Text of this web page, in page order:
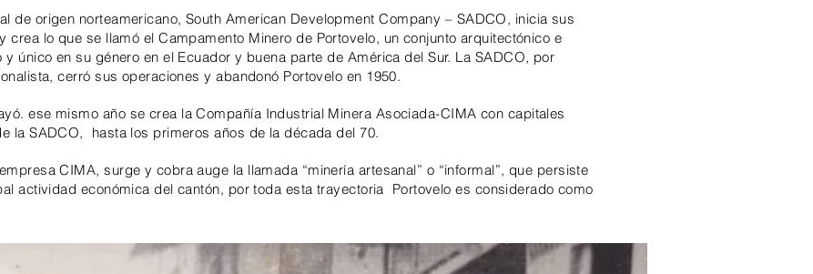
de origen norteamericano, South American Development Company – SADCO, inicia sus
crea lo que se llamó el Campamento Minero de Portovelo, un conjunto arquitectónico e
único en su género en el Ecuador y buena parte de América del Sur. La SADCO, por
cerró sus operaciones y abandonó Portovelo en 1950.
ese mismo año se crea la Compañía Industrial Minera Asociada-CIMA con capitales
la SADCO, hasta los primeros años de la década del 70.
CIMA, surge y cobra auge la llamada “minería artesanal” o “informal”, que persiste
actividad económica del cantón, por toda esta trayectoria Portovelo es considerado como